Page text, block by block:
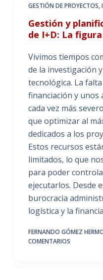
GESTIÓN DE PROYECTOS,
Gestión y
de I+D: La
Vivimos tiempos
de la investigación
tecnológica. La
financiación y
cada vez más
que optimizar al
dedicados a los
Estos recursos
limitados, lo que
para poder
ejecutarlos. Desde
burocracia
logística y la
FERNANDO GÓMEZ
COMENTARIOS